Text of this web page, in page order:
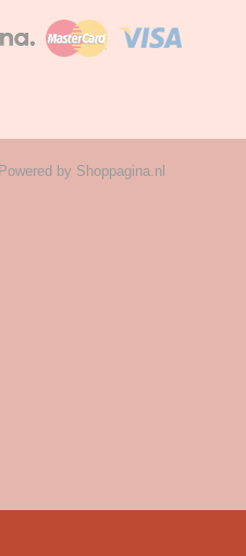
by Shoppagina.nl